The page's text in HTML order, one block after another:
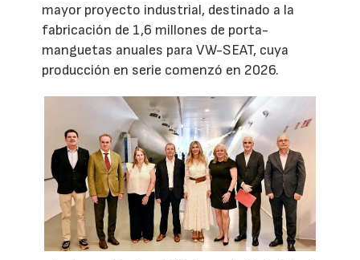
mayor proyecto industrial, destinado a la
fabricación de 1,6 millones de porta-
manguetas anuales para VW-SEAT, cuya
producción en serie comenzó en 2026.